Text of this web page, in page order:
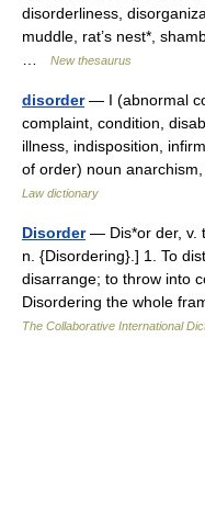
disorderliness,
muddle, rat’s nest*,
New thesaurus
disorder— I (abnormal
complaint, condition,
illness, indisposition,
of order) noun
Law dictionary
Disorder— Dis*or der, v.
n. {Disordering}.] 1. To
disarrange; to throw into
Disordering the whole
The Collaborative International